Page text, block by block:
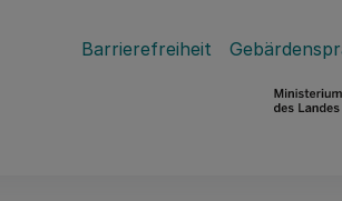
Barrierefreiheit